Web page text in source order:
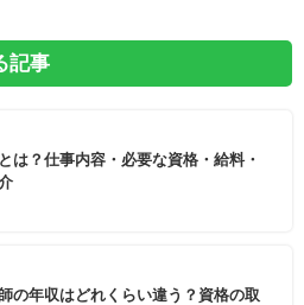
記事
は？仕事内容・必要な資格・給料・
の年収はどれくらい違う？資格の取